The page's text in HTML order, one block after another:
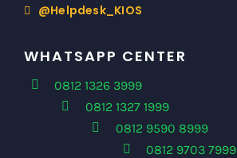
@Helpdesk_KIOS
WHATSAPP CENTER
0812 1326 3999
0812 1327 1999
0812 9590 8999
0812 9703 7999